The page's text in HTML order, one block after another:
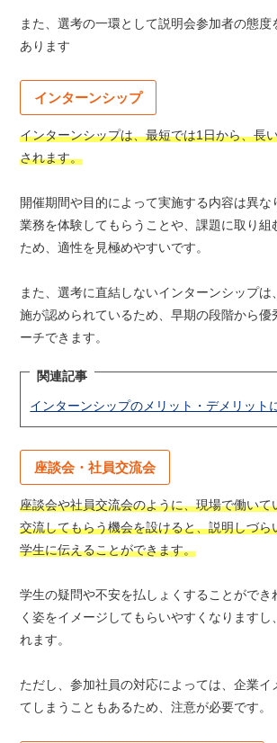
また、選考の一環として説明会参加者の態度
あります
インターンシップ
インターンシップは、最短では1日から、長
されます。
開催期間や目的によって実施する内容は異な
業務を体験してもらうことや、課題に取り組
ため、適性を見極めやすいです。
また、選考に直結しないインターンシップは
施が認められているため、早期の段階から優
ーチできます。
関連記事
インターンシップのメリット・デメリット
座談会・社員交流会
座談会や社員交流会のように、現場で働いて
交流してもらう機会を設けると、説明しづら
学生に伝えることができます。
学生の疑問や不安を払しょくすることができ
く姿をイメージしてもらいやすくなりますし
れます。
ただし、参加社員の対応によっては、企業イ
てしまうこともあるため、注意が必要です。